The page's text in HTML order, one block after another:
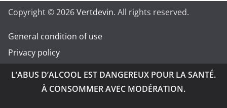
Copyright © 2026Vertdevin. All rights reserved.
General condition of use
Privacy policy
L’ABUS D’ALCOOL EST DANGEREUX POUR LA SANTÉ.
À CONSOMMER AVEC MODÉRATION.